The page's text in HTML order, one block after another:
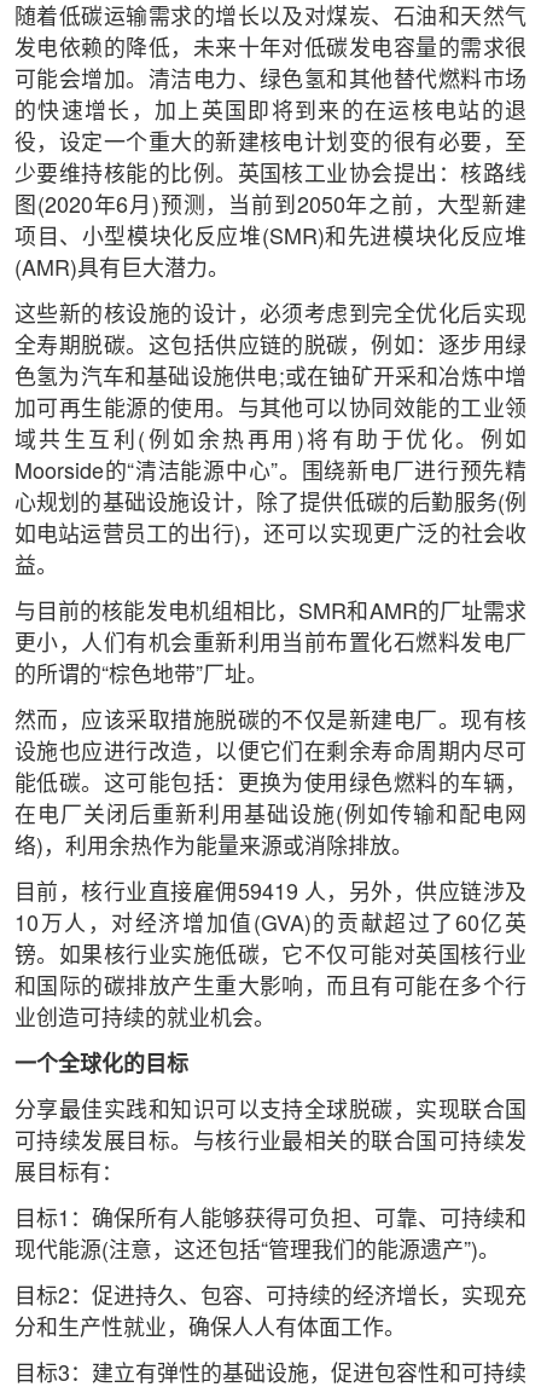
随着低碳运输需求的增长以及对煤炭、石油和天然气
发电依赖的降低，未来十年对低碳发电容量的需求很
可能会增加。清洁电力、绿色氢和其他替代燃料市场
的快速增长，加上英国即将到来的在运核电站的退
役，设定一个重大的新建核电计划变的很有必要，至
少要维持核能的比例。英国核工业协会提出：核路线
图(2020年6月)预测，当前到2050年之前，大型新建
项目、小型模块化反应堆(SMR)和先进模块化反应堆
(AMR)具有巨大潜力。
这些新的核设施的设计，必须考虑到完全优化后实现
全寿期脱碳。这包括供应链的脱碳，例如：逐步用绿
色氢为汽车和基础设施供电;或在铀矿开采和冶炼中增
加可再生能源的使用。与其他可以协同效能的工业领
域共生互利(例如余热再用)将有助于优化。例如
Moorside的“清洁能源中心”。围绕新电厂进行预先精
心规划的基础设施设计，除了提供低碳的后勤服务(例
如电站运营员工的出行)，还可以实现更广泛的社会收
益。
与目前的核能发电机组相比，SMR和AMR的厂址需求
更小，人们有机会重新利用当前布置化石燃料发电厂
的所谓的“棕色地带”厂址。
然而，应该采取措施脱碳的不仅是新建电厂。现有核
设施也应进行改造，以便它们在剩余寿命周期内尽可
能低碳。这可能包括：更换为使用绿色燃料的车辆，
在电厂关闭后重新利用基础设施(例如传输和配电网
络)，利用余热作为能量来源或消除排放。
目前，核行业直接雇佣59419 人，另外，供应链涉及
10万人，对经济增加值(GVA)的贡献超过了60亿英
镑。如果核行业实施低碳，它不仅可能对英国核行业
和国际的碳排放产生重大影响，而且有可能在多个行
业创造可持续的就业机会。
一个全球化的目标
分享最佳实践和知识可以支持全球脱碳，实现联合国
可持续发展目标。与核行业最相关的联合国可持续发
展目标有：
目标1：确保所有人能够获得可负担、可靠、可持续和
现代能源(注意，这还包括“管理我们的能源遗产”)。
目标2：促进持久、包容、可持续的经济增长，实现充
分和生产性就业，确保人人有体面工作。
目标3：建立有弹性的基础设施，促进包容性和可持续